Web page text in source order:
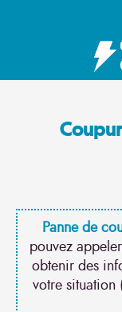
Panne de
pouvez
obtenir des
votre situation